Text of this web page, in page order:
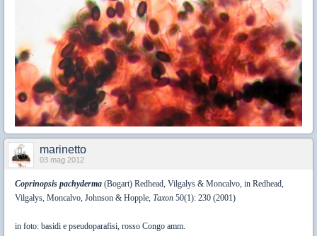
marinetto
03 mag 2012
Coprinopsis pachyderma (Bogart) Redhead, Vilgalys & Moncalvo, in Redhead,
Vilgalys, Moncalvo, Johnson & Hopple, Taxon 50(1): 230 (2001)
in foto: basidi e pseudoparafisi, rosso Congo amm.